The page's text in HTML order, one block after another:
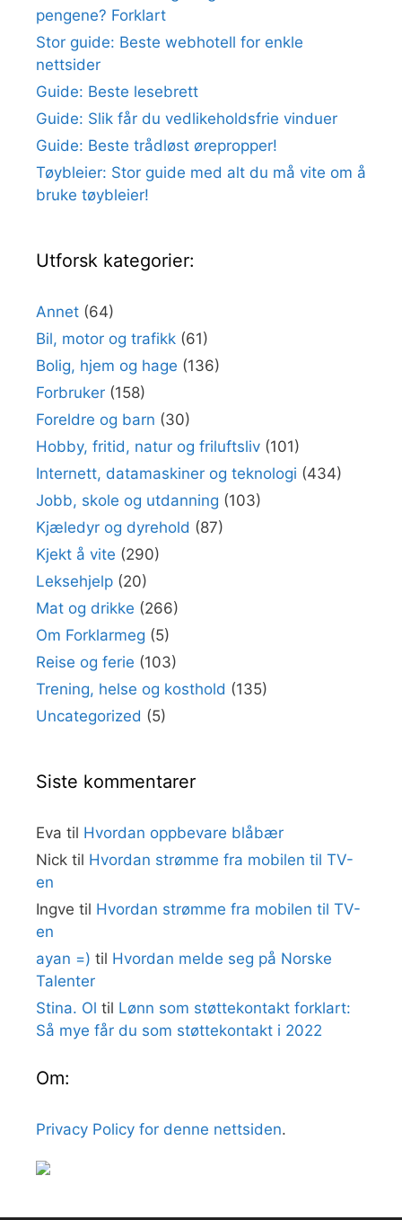
pengene? Forklart
Stor guide: Beste webhotell for enkle
nettsider
Guide: Beste lesebrett
Guide: Slik får du vedlikeholdsfrie vinduer
Guide: Beste trådløst ørepropper!
Tøybleier: Stor guide med alt du må vite om å
bruke tøybleier!
Utforsk kategorier:
Annet (64)
Bil, motor og trafikk (61)
Bolig, hjem og hage (136)
Forbruker (158)
Foreldre og barn (30)
Hobby, fritid, natur og friluftsliv (101)
Internett, datamaskiner og teknologi (434)
Jobb, skole og utdanning (103)
Kjæledyr og dyrehold (87)
Kjekt å vite (290)
Leksehjelp (20)
Mat og drikke (266)
Om Forklarmeg (5)
Reise og ferie (103)
Trening, helse og kosthold (135)
Uncategorized (5)
Siste kommentarer
Eva til Hvordan oppbevare blåbær
Nick til Hvordan strømme fra mobilen til TV-
en
Ingve til Hvordan strømme fra mobilen til TV-
en
ayan =) til Hvordan melde seg på Norske
Talenter
Stina. Ol til Lønn som støttekontakt forklart:
Så mye får du som støttekontakt i 2022
Om:
Privacy Policy for denne nettsiden.